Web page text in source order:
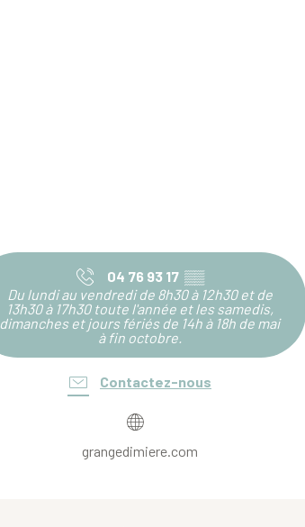
04 76 93 17 ▒▒
Du lundi au vendredi de 8h30 à 12h30 et de
13h30 à 17h30 toute l'année et les samedis,
dimanches et jours fériés de 14h à 18h de mai
à fin octobre.
Contactez-nous
grangedimiere.com